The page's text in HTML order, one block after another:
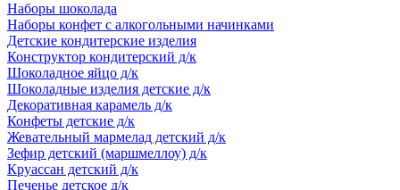
Наборы шоколада
Наборы конфет с алкогольными начинками
Детские кондитерские изделия
Конструктор кондитерский д/к
Шоколадное яйцо д/к
Шоколадные изделия детские д/к
Декоративная карамель д/к
Конфеты детские д/к
Жевательный мармелад детский д/к
Зефир детский (маршмеллоу) д/к
Круассан детский д/к
Печенье детское д/к